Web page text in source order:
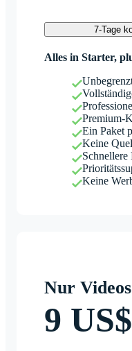
7-Tage
Alles in Starter,
Premium-
Ein Paket
Keine
Keine
Nur Videos
9 US$